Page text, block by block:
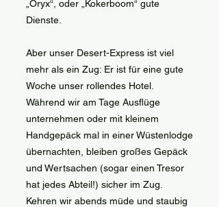
„Oryx“, oder „Kokerboom“ gute
Dienste.
Aber unser Desert-Express ist viel
mehr als ein Zug: Er ist für eine gute
Woche unser rollendes Hotel.
Während wir am Tage Ausflüge
unternehmen oder mit kleinem
Handgepäck mal in einer Wüstenlodge
übernachten, bleiben großes Gepäck
und Wertsachen (sogar einen Tresor
hat jedes Abteil!) sicher im Zug.
Kehren wir abends müde und staubig